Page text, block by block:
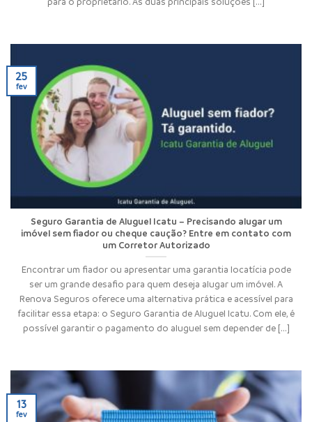
Seguro Garantia de Aluguel Icatu – Precisando alugar um
imóvel sem fiador ou cheque caução? Entre em contato com
um Corretor Autorizado
Encontrar um fiador ou apresentar uma garantia locatícia pode
ser um grande desafio para quem deseja alugar um imóvel. A
Renova Seguros oferece uma alternativa prática e acessível para
facilitar essa etapa: o Seguro Garantia de Aluguel Icatu. Com ele, é
possível garantir o pagamento do aluguel sem depender de [...]
25
fev
13
fev